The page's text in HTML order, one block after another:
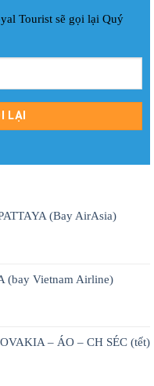
Tourist sẽ gọi lại Quý
(Bay AirAsia)
(bay Vietnam Airline)
– ÁO – CH SÉC (tết)